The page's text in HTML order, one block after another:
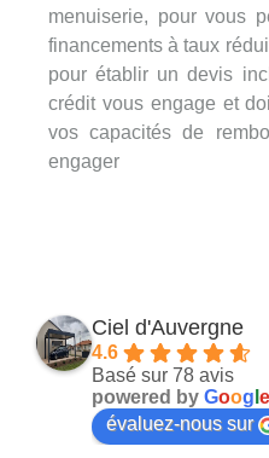
menuiserie, pour vous
financements à taux
pour établir un devis
crédit vous engage et
vos capacités de
engager
Ciel d'Auvergne
4.6
Basé sur 78 avis
powered by Goog e
évaluez-nous sur